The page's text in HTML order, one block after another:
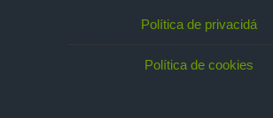
Política de privacidá
Política de cookies